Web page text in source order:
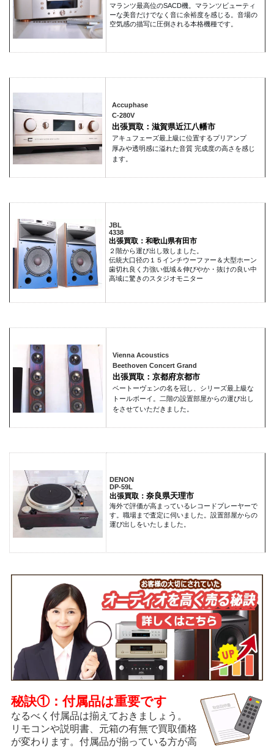
マランツ最高位のSACD機。マランツビューティ
ーな美音だけでなく音に余裕度を感じる。音場の
空気感の描写に圧倒される本格機種です。
Accuphase
C-280V
出張買取：滋賀県近江八幡市
アキュフェーズ最上級に位置するプリアンプ
厚みや透明感に溢れた音質 完成度の高さを感じ
ます。
JBL
4338
出張買取：和歌山県有田市
２階から運び出し致しました。
伝統大口径の１５インチウーファー＆大型ホーン
歯切れ良く力強い低域＆伸びやか・抜けの良い中
高域に驚きのスタジオモニター
Vienna Acoustics
Beethoven Concert Grand
出張買取：京都府京都市
ベートーヴェンの名を冠し、シリーズ最上級な
トールボーイ。二階の設置部屋からの運び出し
をさせていただきました。
DENON
DP-59L
出張買取： 奈良県天理市
海外で評価が高まっているレコードプレーヤーで
す。職場まで査定に伺いました。設置部屋からの
運び出しをいたしました。
秘訣①：付属品は重要です
なるべく付属品は揃えておきましょう。
リモコンや説明書、元箱の有無で買取価格
が変わります。付属品が揃っている方が高